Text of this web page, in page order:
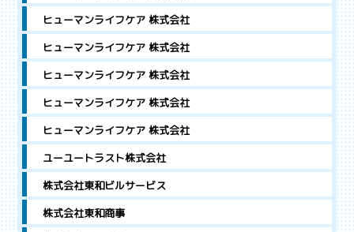
ヒューマンライフケア 株式会社
ヒューマンライフケア 株式会社
ヒューマンライフケア 株式会社
ヒューマンライフケア 株式会社
ヒューマンライフケア 株式会社
ユーユートラスト株式会社
株式会社東和ビルサービス
株式会社東和商事